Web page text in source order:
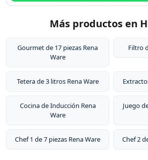
Más productos en
Gourmet de 17 piezas Rena
Ware
Filtro
Tetera de 3 litros Rena Ware
Cocina de Inducción Rena
Ware
Juego
Chef 1 de 7 piezas Rena Ware Chef 2